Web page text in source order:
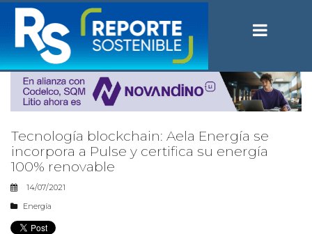
Tecnología blockchain: Aela Energía se
incorpora a Pulse y certifica su energía
100% renovable
14/07/2021
Energía